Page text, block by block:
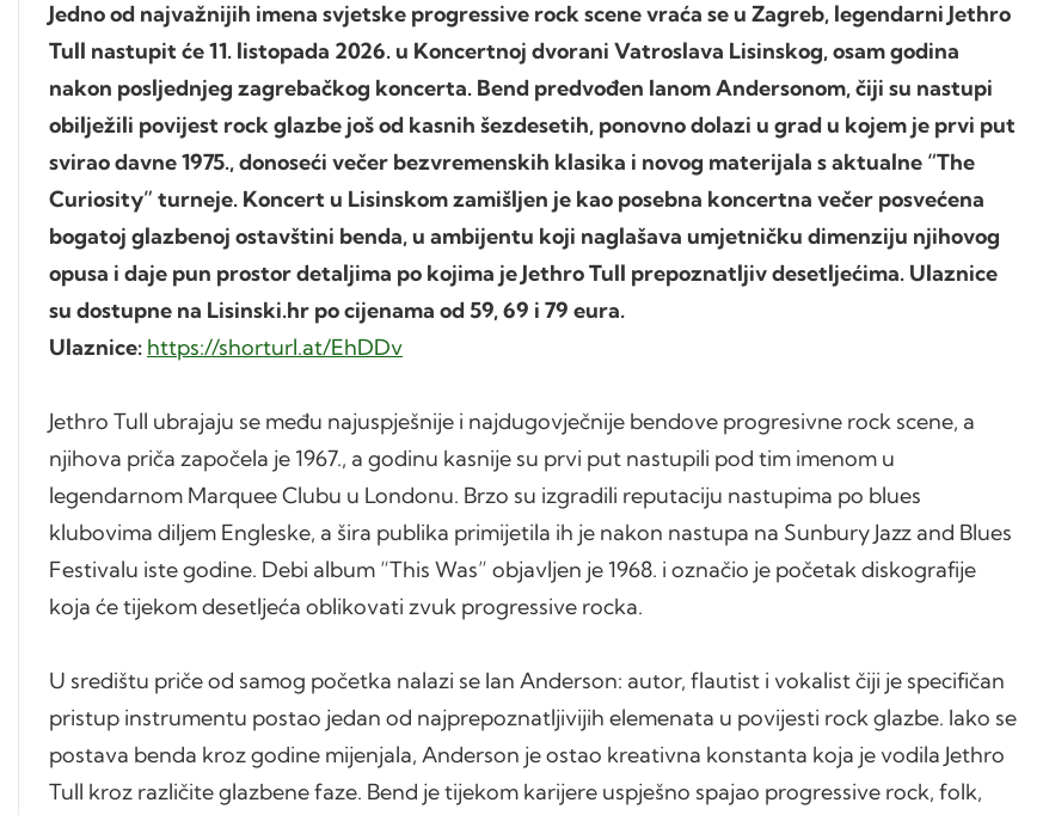
Jedno od najvažnijih imena svjetske progressive rock scene vraća se u Zagreb, legendarni Jethro
Tull nastupit će 11. listopada 2026. u Koncertnoj dvorani Vatroslava Lisinskog, osam godina
nakon posljednjeg zagrebačkog koncerta. Bend predvođen Ianom Andersonom, čiji su nastupi
obilježili povijest rock glazbe još od kasnih šezdesetih, ponovno dolazi u grad u kojem je prvi put
svirao davne 1975., donoseći večer bezvremenskih klasika i novog materijala s aktualne “The
Curiosity” turneje. Koncert u Lisinskom zamišljen je kao posebna koncertna večer posvećena
bogatoj glazbenoj ostavštini benda, u ambijentu koji naglašava umjetničku dimenziju njihovog
opusa i daje pun prostor detaljima po kojima je Jethro Tull prepoznatljiv desetljećima. Ulaznice
su dostupne na Lisinski.hr po cijenama od 59, 69 i 79 eura.
Ulaznice: https://shorturl.at/EhDDv
Jethro Tull ubrajaju se među najuspješnije i najdugovječnije bendove progresivne rock scene, a
njihova priča započela je 1967., a godinu kasnije su prvi put nastupili pod tim imenom u
legendarnom Marquee Clubu u Londonu. Brzo su izgradili reputaciju nastupima po blues
klubovima diljem Engleske, a šira publika primijetila ih je nakon nastupa na Sunbury Jazz and Blues
Festivalu iste godine. Debi album “This Was” objavljen je 1968. i označio je početak diskografije
koja će tijekom desetljeća oblikovati zvuk progressive rocka.
U središtu priče od samog početka nalazi se Ian Anderson: autor, flautist i vokalist čiji je specifičan
pristup instrumentu postao jedan od najprepoznatljivijih elemenata u povijesti rock glazbe. Iako se
postava benda kroz godine mijenjala, Anderson je ostao kreativna konstanta koja je vodila Jethro
Tull kroz različite glazbene faze. Bend je tijekom karijere uspješno spajao progressive rock, folk,